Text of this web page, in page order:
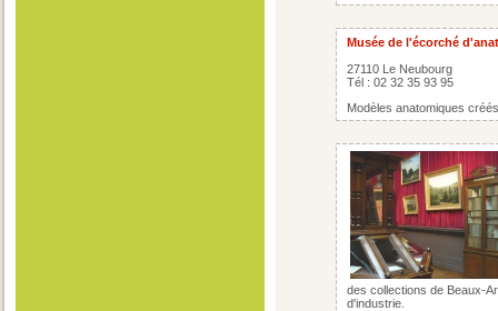
Musée de l'écorché
27110 Le Neubourg
Tél : 02 32 35 93 95
Modèles anatomiques
des collections de Beaux-
d'industrie.